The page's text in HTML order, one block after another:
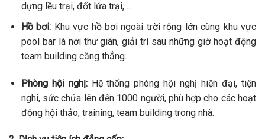
dựng lều trại, đốt lửa trại,…
Hồ bơi: Khu vực hồ bơi ngoài trời rộng lớn cùng khu vực
pool bar là nơi thư giãn, giải trí sau những giờ hoạt động
team building căng thẳng.
Phòng hội nghị:Hệ thống phòng hội nghị hiện đại, tiện
nghi, sức chứa lên đến 1000 người, phù hợp cho các hoạt
động hội thảo, training, team building trong nhà.